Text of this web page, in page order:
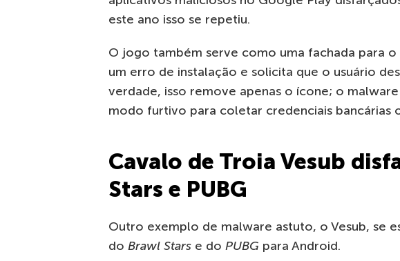
este ano isso se repetiu.
O jogo também serve como uma fachada para
um erro de instalação e solicita que o usuário
verdade, isso remove apenas o ícone; o
modo furtivo para coletar credenciais bancárias
Cavalo de Troia Vesub
Stars e PUBG
Outro exemplo de malware astuto, o Vesub, se
do Brawl Stars e do PUBG para Android.